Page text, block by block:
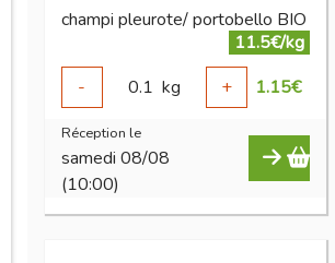
champi pleurote/ portobello BIO
11.5€/kg
-
0.1 kg + 1.15€
Réception le
samedi 08/08
(10:00)